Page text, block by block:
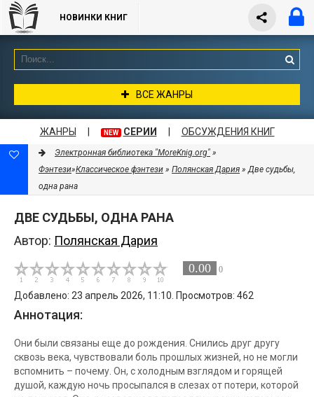
НОВИНКИ КНИГ
ВСЕ ЖАНРЫ
ЖАНРЫ NEW СЕРИИ ОБСУЖДЕНИЯ КНИГ
Электронная библиотека "MoreKnig.org" »
Фэнтези»Классическое фэнтези » Полянская Дария » Две судьбы,
одна рана
ДВЕ СУДЬБЫ, ОДНА РАНА
Автор: Полянская Дария
0.00 0
Добавлено: 23 апрель 2026, 11:10. Просмотров: 462
Аннотация:
Они были связаны еще до рождения. Снились друг другу
сквозь века, чувствовали боль прошлых жизней, но не могли
вспомнить – почему. Он, с холодным взглядом и горящей
душой, каждую ночь просыпался в слезах от потери, которой